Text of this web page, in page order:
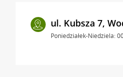
ul. Kubsza 7,
Poniedziałek-Niedziela: